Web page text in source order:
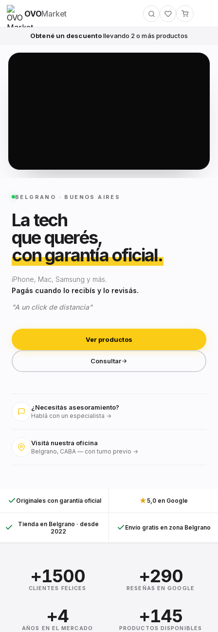
OVOMarket
Obtené un descuentollevando 2 o más productos
BELGRANO · BUENOS AIRES
La tech
que querés,
con garantía oficial.
iPhone, Mac, Samsung y más.
Pagás cuando lo recibís y lo revisás.
"A un click de distancia"
Ver productos
Consultar
¿Necesitás asesoramiento?
Hablá con un especialista →
Visitá nuestra oficina
Belgrano, CABA — con turno previo →
Originales con garantía oficial ★5,0 en Google
Tienda en Belgrano · desde
2022
Envío gratis en zona Belgrano
+1500
CLIENTES FELICES
+290
RESEÑAS EN GOOGLE
+4
AÑOS EN EL MERCADO
+145
PRODUCTOS DISPONIBLES